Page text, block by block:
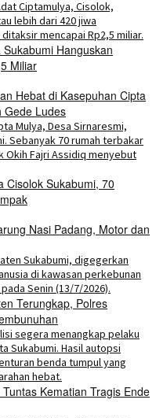
Hanguskan
Miliar
Hebat di Kasepuhan Cipta
Gede Ludes
Cisolok Sukabumi, 70
Nasi Padang, Motor dan
Terungkap, Polres
Kematian Tragis Ende